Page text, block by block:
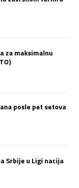
za maksimalnu
posle pet setova
Srbije u Ligi nacija